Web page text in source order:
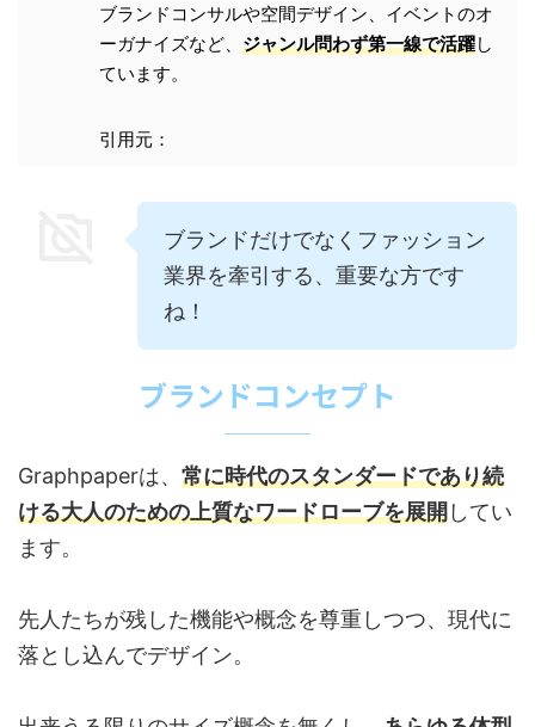
ブランドコンサルや空間デザイン、イベントのオ
ーガナイズなど、 ジャンル問わず第一線で活躍し
ています。
引用元：
ブランドだけでなくファッション
業界を牽引する、重要な方です
ね！
ブランドコンセプト
Graphpaperは、 常に時代のスタンダードであり続
ける大人のための上質なワードローブを展開してい
ます。
先人たちが残した機能や概念を尊重しつつ、現代に
落とし込んでデザイン。